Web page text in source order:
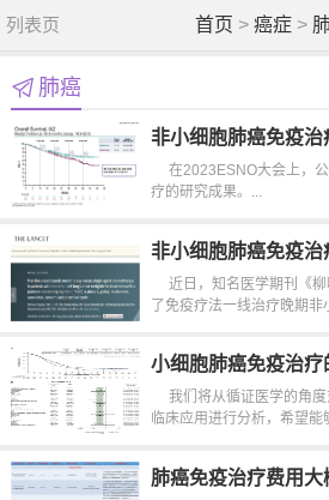
首页 > 癌症 >
列表页
肺癌
非小细胞肺癌免疫
肿瘤学会(ESMO)总
在2023ESNO大会上，公
疗的研究成果。...
非小细胞肺癌免疫治
近日，知名医学期刊《柳
了免疫疗法一线治疗晚期非
小细胞肺癌免疫治疗
我们将从循证医学的角度
临床应用进行分析，希望
肺癌免疫治疗费用大